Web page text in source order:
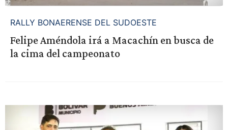
RALLY BONAERENSE DEL SUDOESTE
Felipe Améndola irá a Macachín en busca de
la cima del campeonato